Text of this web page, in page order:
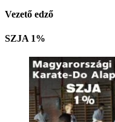
Vezető edző
SZJA 1%